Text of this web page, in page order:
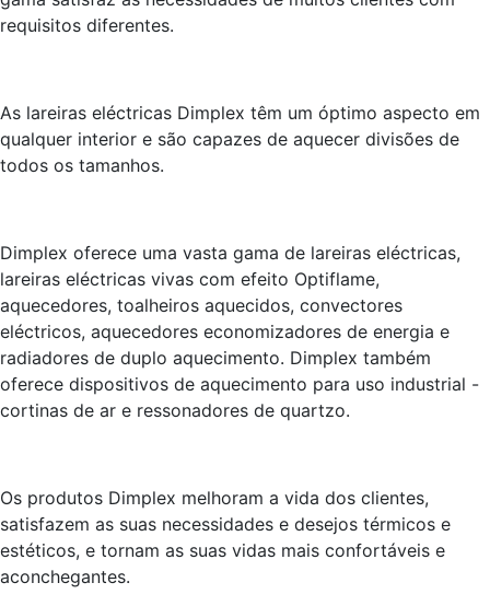
requisitos diferentes.
As lareiras eléctricas Dimplex têm um óptimo aspecto em
qualquer interior e são capazes de aquecer divisões de
todos os tamanhos.
Dimplex oferece uma vasta gama de lareiras eléctricas,
lareiras eléctricas vivas com efeito Optiflame,
aquecedores, toalheiros aquecidos, convectores
eléctricos, aquecedores economizadores de energia e
radiadores de duplo aquecimento. Dimplex também
oferece dispositivos de aquecimento para uso industrial -
cortinas de ar e ressonadores de quartzo.
Os produtos Dimplex melhoram a vida dos clientes,
satisfazem as suas necessidades e desejos térmicos e
estéticos, e tornam as suas vidas mais confortáveis e
aconchegantes.